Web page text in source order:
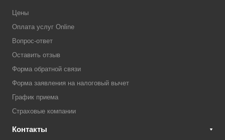
Цены
Оплата услуг Online
Вопрос-ответ
Оставить отзыв
Форма обратной связи
Форма заявления на налоговый вычет
График приема
Страховые компании
Контакты